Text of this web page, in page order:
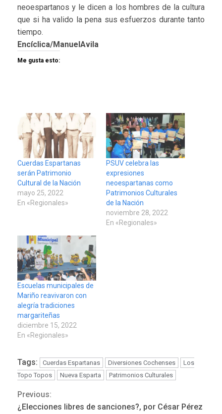
neoespartanos y le dicen a los hombres de la cultura
que si ha valido la pena sus esfuerzos durante tanto
tiempo.
Encíclica/ManuelAvila
Me gusta esto:
Cuerdas Espartanas
serán Patrimonio
Cultural de la Nación
mayo 25, 2022
En «Regionales»
PSUV celebra las
expresiones
neoespartanas como
Patrimonios Culturales
de la Nación
noviembre 28, 2022
En «Regionales»
Escuelas municipales de
Mariño reavivaron con
alegría tradiciones
margariteñas
diciembre 15, 2022
En «Regionales»
Tags: Cuerdas Espartanas Diversiones Cochenses
Los
Topo Topos
Nueva Esparta Patrimonios Culturales
Continue
Previous:
¿Elecciones libres de sanciones?, por César Pérez
LATINOAMÉRICA Y CARIBE